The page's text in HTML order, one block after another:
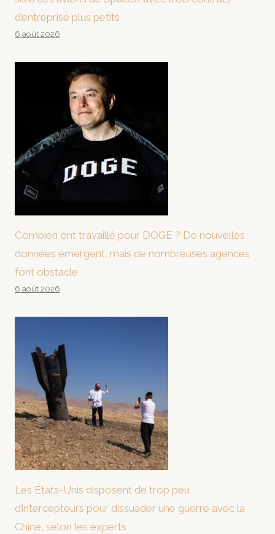
d’entreprise plus petits
6 août 2026
Combien ont travaillé pour DOGE ? De nouvelles
données émergent, mais de nombreuses agences
font obstacle
6 août 2026
Les États-Unis disposent de trop peu
d’intercepteurs pour dissuader une guerre avec la
Chine, selon les experts